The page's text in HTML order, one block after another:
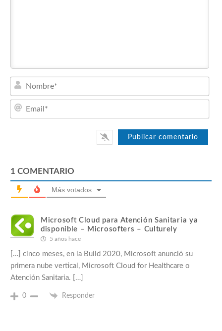
1 COMENTARIO
Más votados
Microsoft Cloud para Atención Sanitaria ya
disponible – Microsofters – Culturely
5 años hace
[…] cinco meses, en la Build 2020, Microsoft anunció su
primera nube vertical, Microsoft Cloud for Healthcare o
Atención Sanitaria. […]
0 Responder